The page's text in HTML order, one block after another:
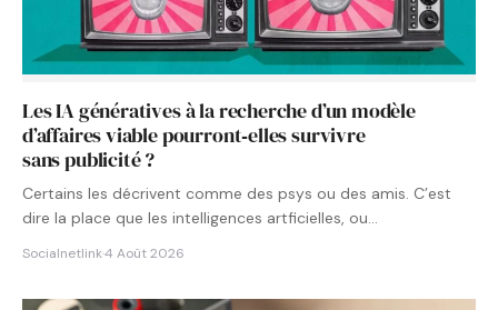
Les IA génératives à la recherche d’un modèle
d’affaires viable pourront‑elles survivre
sans publicité ?
Certains les décrivent comme des psys ou des amis. C’est
dire la place que les intelligences artficielles, ou…
Socialnetlink·4 Août 2026